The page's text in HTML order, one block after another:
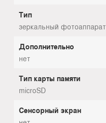
Тип
зеркальный фотоаппарат
Дополнительно
нет
Тип карты памяти
microSD
Сенсорный экран